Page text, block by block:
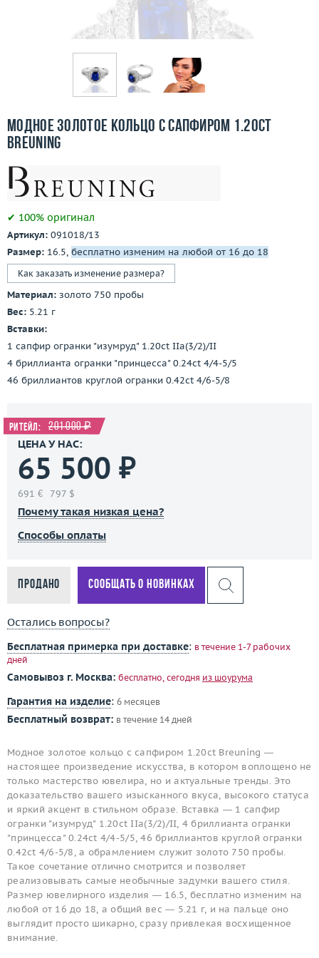
Бесплатная доставка
Покупка и оплата
Контакты
3D-тур по шоуруму
Модное золотое кольцо с сапфиром 1.20ct
Breuning
✔ 100% оригинал
Артикул: 091018/13
Размер: 16.5, бесплатно изменим на любой от 16 до 18
Как заказать изменение размера?
Материал: золото 750 пробы
Вес: 5.21 г
Вставки:
1 сапфир огранки "изумруд" 1.20ct IIa(3/2)/II
4 бриллианта огранки "принцесса" 0.24ct 4/4-5/5
46 бриллиантов круглой огранки 0.42ct 4/6-5/8
Ритейл: 201 000 ₽
ЦЕНА У НАС:
65 500 ₽
691 € 797 $
Почему такая низкая цена?
Способы оплаты
Продано Сообщать о новинках
Остались вопросы?
Бесплатная примерка при доставке: в течение 1-7 рабочих
дней
Самовывоз г. Москва: бесплатно, сегодня из шоурума
Гарантия на изделие: 6 месяцев
Бесплатный возврат: в течение 14 дней
Модное золотое кольцо с сапфиром 1.20ct Breuning —
настоящее произведение искусства, в котором воплощено не
только мастерство ювелира, но и актуальные тренды. Это
доказательство вашего изысканного вкуса, высокого статуса
и яркий акцент в стильном образе. Вставка — 1 сапфир
огранки "изумруд" 1.20ct IIa(3/2)/II, 4 бриллианта огранки
"принцесса" 0.24ct 4/4-5/5, 46 бриллиантов круглой огранки
0.42ct 4/6-5/8, а обрамлением служит золото 750 пробы.
Такое сочетание отлично смотрится и позволяет
реализовывать самые необычные задумки вашего стиля.
Размер ювелирного изделия — 16.5, бесплатно изменим на
любой от 16 до 18, а общий вес — 5.21 г, и на пальце оно
выглядит просто шикарно, сразу привлекая восхищенное
внимание.